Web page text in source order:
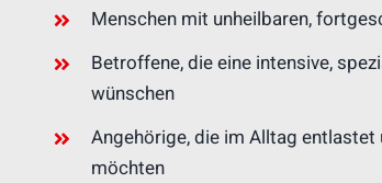
Menschen mit unheilbaren,
Betroffene, die eine intensive,
wünschen
Angehörige, die im Alltag
möchten